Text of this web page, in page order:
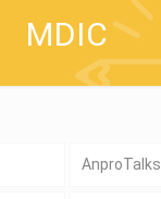
MDIC
AnproTalks